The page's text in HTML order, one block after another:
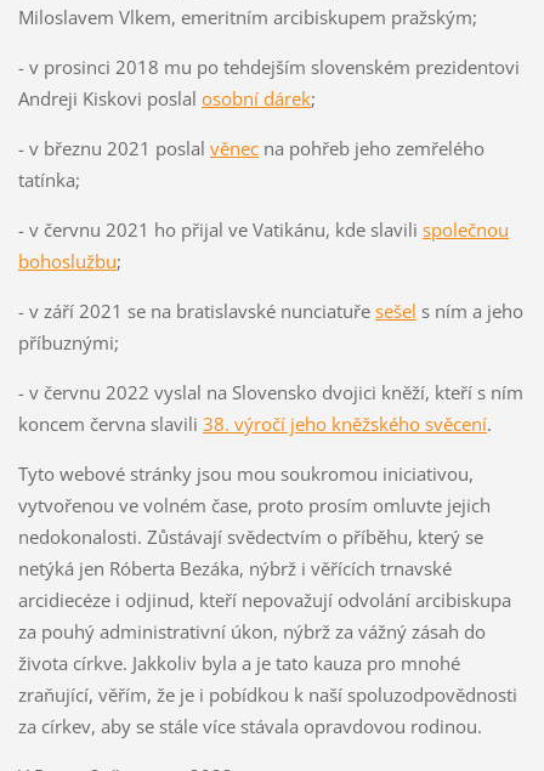
Miloslavem Vlkem, emeritním arcibiskupem pražským;
- v prosinci 2018 mu po tehdejším slovenském prezidentovi
Andreji Kiskovi poslal osobní dárek;
- v březnu 2021 poslal věnecna pohřeb jeho zemřelého
tatínka;
- v červnu 2021 ho přijal ve Vatikánu, kde slavili společnou
bohoslužbu;
- v září 2021 se na bratislavské nunciatuře sešel s ním a jeho
příbuznými;
- v červnu 2022 vyslal na Slovensko dvojici kněží, kteří s ním
koncem června slavili 38. výročí jeho kněžského svěcení.
Tyto webové stránky jsou mou soukromou iniciativou,
vytvořenou ve volném čase, proto prosím omluvte jejich
nedokonalosti. Zůstávají svědectvím o příběhu, který se
netýká jen Róberta Bezáka, nýbrž i věřících trnavské
arcidiecéze i odjinud, kteří nepovažují odvolání arcibiskupa
za pouhý administrativní úkon, nýbrž za vážný zásah do
života církve. Jakkoliv byla a je tato kauza pro mnohé
zraňující, věřím, že je i pobídkou k naší spoluzodpovědnosti
za církev, aby se stále více stávala opravdovou rodinou.